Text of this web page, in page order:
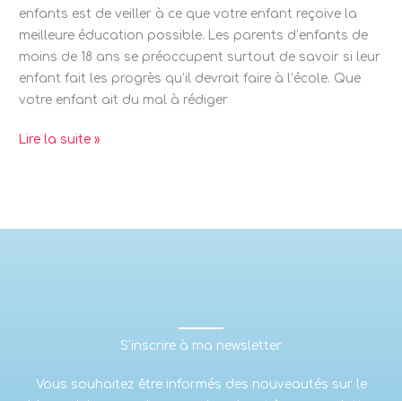
enfants est de veiller à ce que votre enfant reçoive la
meilleure éducation possible. Les parents d’enfants de
moins de 18 ans se préoccupent surtout de savoir si leur
enfant fait les progrès qu’il devrait faire à l’école. Que
votre enfant ait du mal à rédiger
Lire la suite »
S'inscrire à ma newsletter
Vous souhaitez être informés des nouveautés sur le